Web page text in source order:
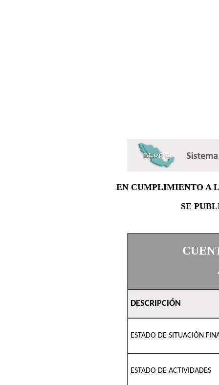
EN CUMPLIMIENTO A
SE
DESCRIPCIÓN
ESTADO DE SITUACIÓN
ESTADO DE ACTIVIDADES